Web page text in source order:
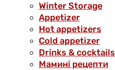
Winter Storage
Аppetizer
Hot appetizers
Cold appetizer
Drinks & cocktails
Мамині рецепти